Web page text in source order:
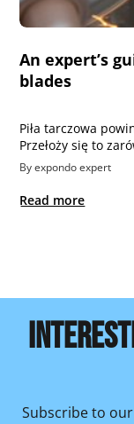
An expert’s
blades
Piła tarczowa
Przełoży się to
By expondo expert
Read more
Subscribe to